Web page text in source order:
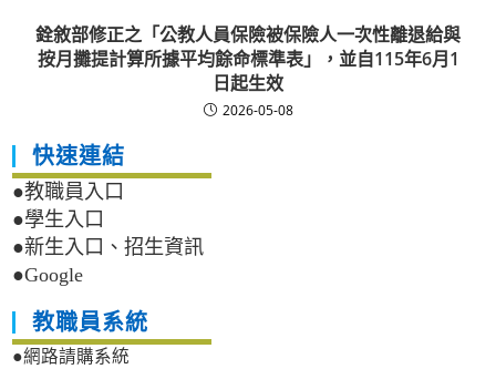
銓敘部修正之「公教人員保險被保險人一次性離退給與
按月攤提計算所據平均餘命標準表」，並自115年6月1
日起生效
2026-05-08
快速連結
●教職員入口
●學生入口
●新生入口、招生資訊
●Google
教職員系統
●網路請購系統